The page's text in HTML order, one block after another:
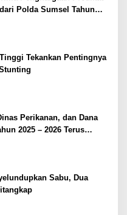
Polda Sumsel Tahun
Tekankan Pentingnya
Perikanan, dan Dana
2025 – 2026 Terus
Sabu, Dua